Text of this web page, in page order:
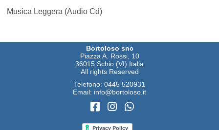
Musica Leggera (Audio Cd)
Bortoloso snc
Piazza A. Rossi, 10
36015 Schio (VI) Italia
All rights Reserved
Telefono: 0445 520931
Email: info@bortoloso.it